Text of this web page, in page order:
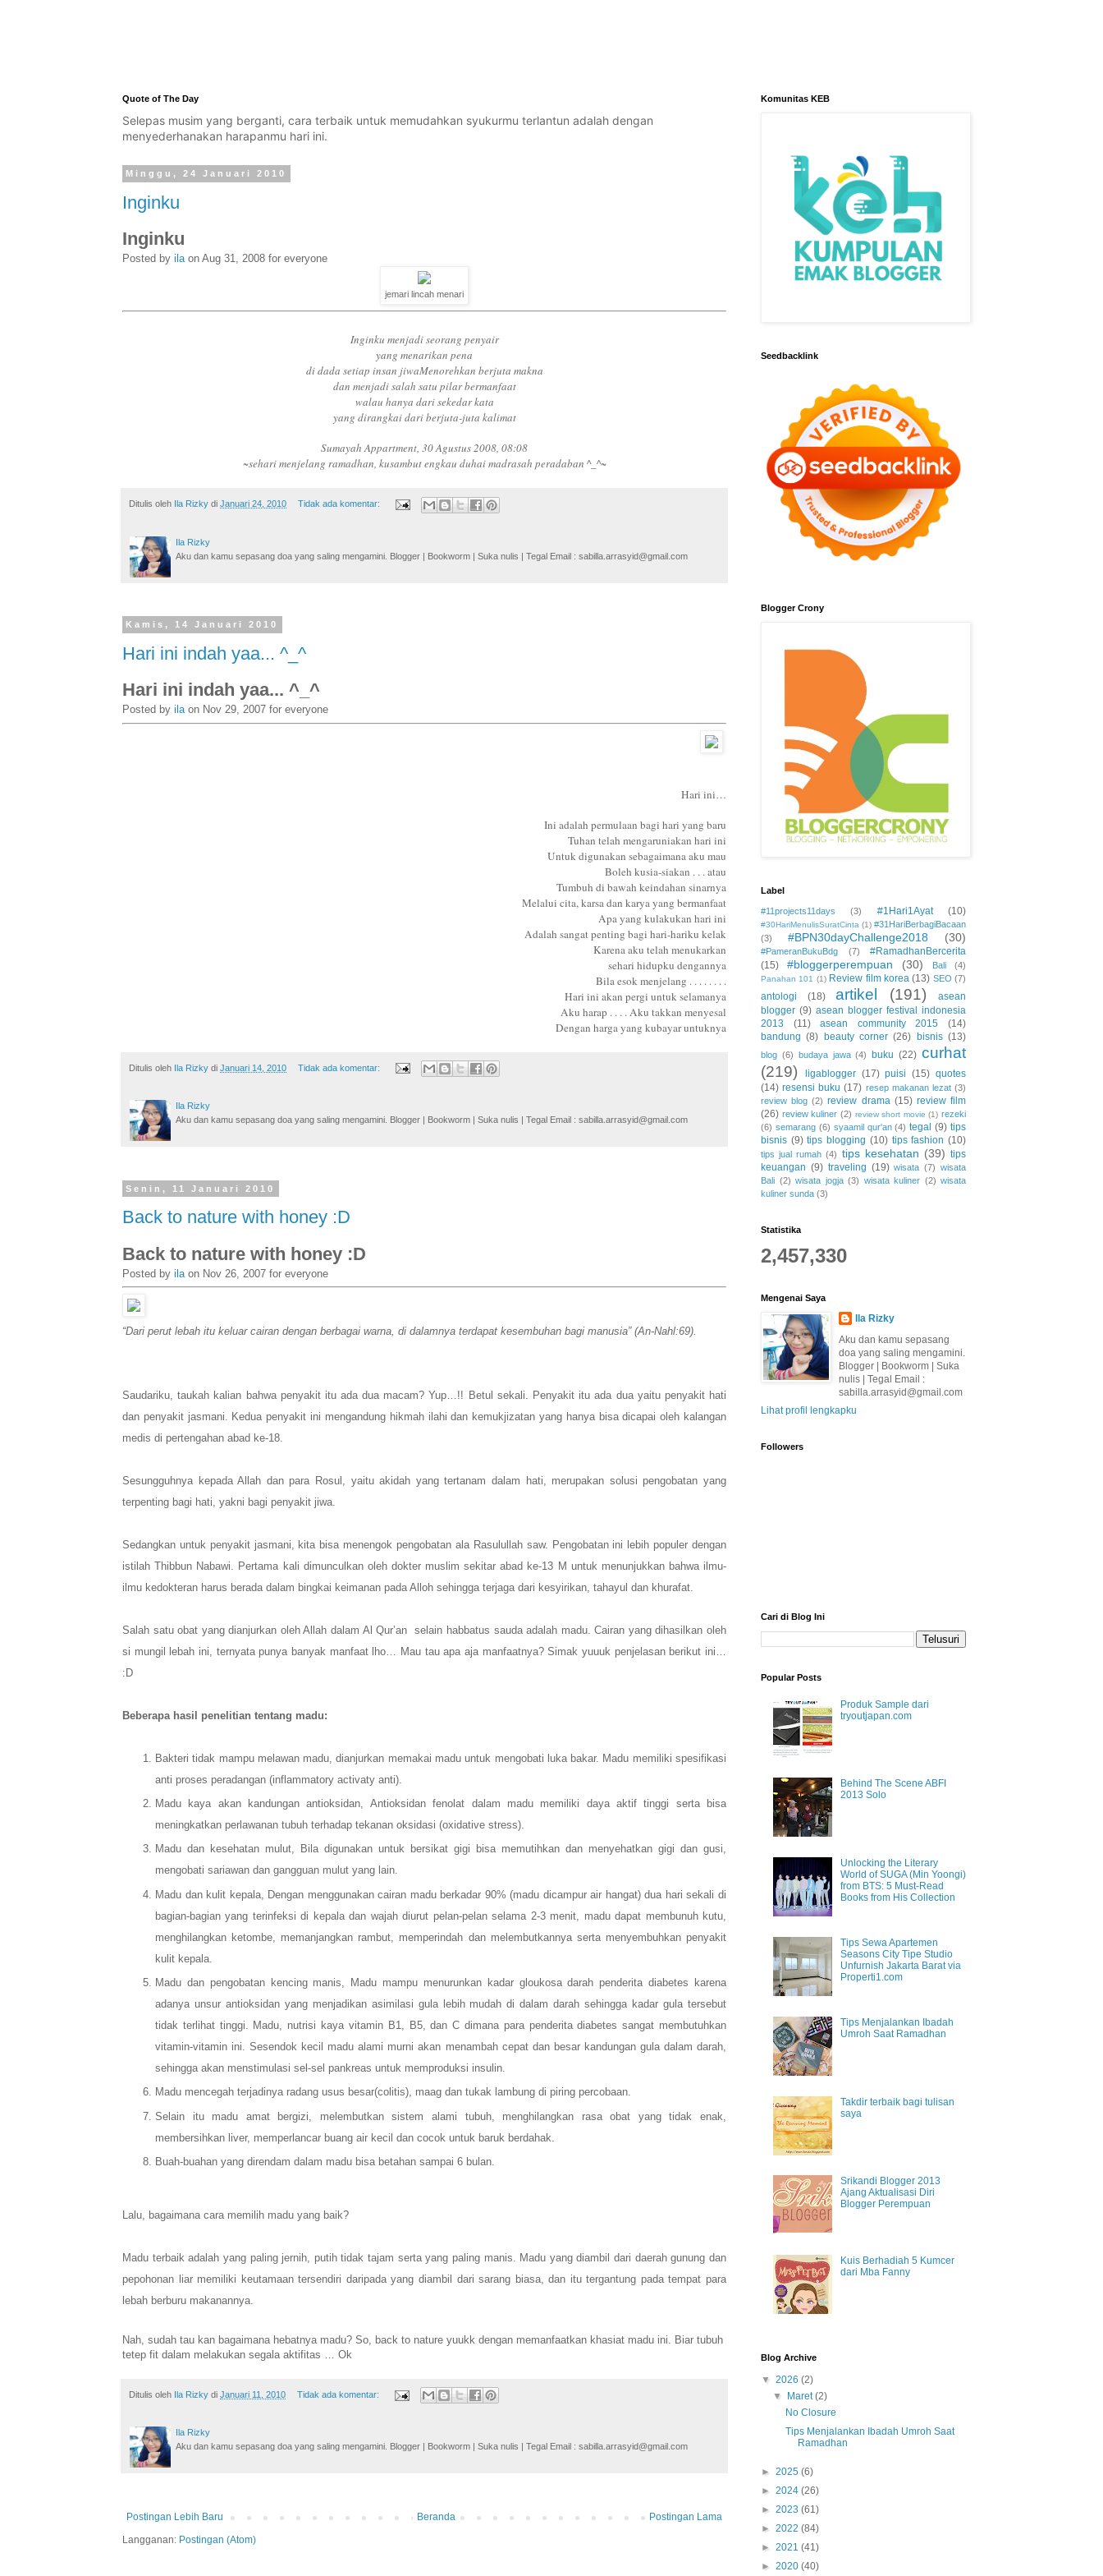
Quote of The Day
Selepas musim yang berganti, cara terbaik untuk memudahkan syukurmu terlantun adalah dengan
menyederhanakan harapanmu hari ini.
Minggu, 24 Januari 2010
Inginku
Inginku
Posted by ilaon Aug 31, 2008 for everyone
jemari lincah menari
Inginku menjadi seorang penyair
yang menarikan pena
di dada setiap insan jiwaMenorehkan berjuta makna
dan menjadi salah satu pilar bermanfaat
walau hanya dari sekedar kata
yang dirangkai dari berjuta-juta kalimat
Sumayah Appartment, 30 Agustus 2008, 08:08
~sehari menjelang ramadhan, kusambut engkau duhai madrasah peradaban ^_^~
Ditulis oleh Ila Rizky di Januari 24, 2010 Tidak ada komentar:
Ila Rizky
Aku dan kamu sepasang doa yang saling mengamini. Blogger | Bookworm | Suka nulis | Tegal Email : sabilla.arrasyid@gmail.com
Kamis, 14 Januari 2010
Hari ini indah yaa... ^_^
Hari ini indah yaa... ^_^
Posted by ilaon Nov 29, 2007 for everyone
Hari ini…
Ini adalah permulaan bagi hari yang baru
Tuhan telah mengaruniakan hari ini
Untuk digunakan sebagaimana aku mau
Boleh kusia-siakan . . . atau
Tumbuh di bawah keindahan sinarnya
Melalui cita, karsa dan karya yang bermanfaat
Apa yang kulakukan hari ini
Adalah sangat penting bagi hari-hariku kelak
Karena aku telah menukarkan
sehari hidupku dengannya
Bila esok menjelang . . . . . . . .
Hari ini akan pergi untuk selamanya
Aku harap . . . . Aku takkan menyesal
Dengan harga yang kubayar untuknya
Ditulis oleh Ila Rizky di Januari 14, 2010 Tidak ada komentar:
Ila Rizky
Aku dan kamu sepasang doa yang saling mengamini. Blogger | Bookworm | Suka nulis | Tegal Email : sabilla.arrasyid@gmail.com
Senin, 11 Januari 2010
Back to nature with honey :D
Back to nature with honey :D
Posted by ila on Nov 26, 2007 for everyone
“Dari perut lebah itu keluar cairan dengan berbagai warna, di dalamnya terdapat kesembuhan bagi manusia” (An-Nahl:69).
Saudariku, taukah kalian bahwa penyakit itu ada dua macam? Yup…!! Betul sekali. Penyakit itu ada dua yaitu penyakit hati
dan penyakit jasmani. Kedua penyakit ini mengandung hikmah ilahi dan kemukjizatan yang hanya bisa dicapai oleh kalangan
medis di pertengahan abad ke-18.
Sesungguhnya kepada Allah dan para Rosul, yaitu akidah yang tertanam dalam hati, merupakan solusi pengobatan yang
terpenting bagi hati, yakni bagi penyakit jiwa.
Sedangkan untuk penyakit jasmani, kita bisa menengok pengobatan ala Rasulullah saw. Pengobatan ini lebih populer dengan
istilah Thibbun Nabawi. Pertama kali dimunculkan oleh dokter muslim sekitar abad ke-13 M untuk menunjukkan bahwa ilmu-
ilmu kedokteran harus berada dalam bingkai keimanan pada Alloh sehingga terjaga dari kesyirikan, tahayul dan khurafat.
Salah satu obat yang dianjurkan oleh Allah dalam Al Qur’an selain habbatus sauda adalah madu. Cairan yang dihasilkan oleh
si mungil lebah ini, ternyata punya banyak manfaat lho… Mau tau apa aja manfaatnya? Simak yuuuk penjelasan berikut ini…
:D
Beberapa hasil penelitian tentang madu:
Bakteri tidak mampu melawan madu, dianjurkan memakai madu untuk mengobati luka bakar. Madu memiliki spesifikasi
anti proses peradangan (inflammatory activaty anti).
Madu kaya akan kandungan antioksidan, Antioksidan fenolat dalam madu memiliki daya aktif tinggi serta bisa
meningkatkan perlawanan tubuh terhadap tekanan oksidasi (oxidative stress).
Madu dan kesehatan mulut, Bila digunakan untuk bersikat gigi bisa memutihkan dan menyehatkan gigi dan gusi,
mengobati sariawan dan gangguan mulut yang lain.
Madu dan kulit kepala, Dengan menggunakan cairan madu berkadar 90% (madu dicampur air hangat) dua hari sekali di
bagian-bagian yang terinfeksi di kepala dan wajah diurut pelan-pelan selama 2-3 menit, madu dapat membunuh kutu,
menghilangkan ketombe, memanjangkan rambut, memperindah dan melembutkannya serta menyembuhkan penyakit
kulit kepala.
Madu dan pengobatan kencing manis, Madu mampu menurunkan kadar gloukosa darah penderita diabetes karena
adanya unsur antioksidan yang menjadikan asimilasi gula lebih mudah di dalam darah sehingga kadar gula tersebut
tidak terlihat tinggi. Madu, nutrisi kaya vitamin B1, B5, dan C dimana para penderita diabetes sangat membutuhkan
vitamin-vitamin ini. Sesendok kecil madu alami murni akan menambah cepat dan besar kandungan gula dalam darah,
sehingga akan menstimulasi sel-sel pankreas untuk memproduksi insulin.
Madu mencegah terjadinya radang usus besar(colitis), maag dan tukak lambung di piring percobaan.
Selain itu madu amat bergizi, melembutkan sistem alami tubuh, menghilangkan rasa obat yang tidak enak,
membersihkan liver, memperlancar buang air kecil dan cocok untuk baruk berdahak.
Buah-buahan yang direndam dalam madu bisa betahan sampai 6 bulan.
Lalu, bagaimana cara memilih madu yang baik?
Madu terbaik adalah yang paling jernih, putih tidak tajam serta yang paling manis. Madu yang diambil dari daerah gunung dan
pepohonan liar memiliki keutamaan tersendiri daripada yang diambil dari sarang biasa, dan itu tergantung pada tempat para
lebah berburu makanannya.
Nah, sudah tau kan bagaimana hebatnya madu? So, back to nature yuukk dengan memanfaatkan khasiat madu ini. Biar tubuh
tetep fit dalam melakukan segala aktifitas … Ok
Ditulis oleh Ila Rizky di Januari 11, 2010 Tidak ada komentar:
Ila Rizky
Aku dan kamu sepasang doa yang saling mengamini. Blogger | Bookworm | Suka nulis | Tegal Email : sabilla.arrasyid@gmail.com
Postingan Lebih Baru Postingan Lama
Beranda
Langganan: Postingan (Atom)
Komunitas KEB
Seedbacklink
Blogger Crony
Label
#11projects11days (3) #1Hari1Ayat (10)
#30HariMenulisSuratCinta (1) #31HariBerbagiBacaan
(3)
#BPN30dayChallenge2018 (30)
#PameranBukuBdg (7)
#RamadhanBercerita
(15)
#bloggerperempuan (30) Bali (4)
Panahan 101 (1) Review film korea (13) SEO (7)
antologi (18) artikel (191)
asean
blogger (9) asean blogger festival indonesia
2013
(11) asean community 2015
(14)
bandung (8) beauty corner (26) bisnis (13)
blog (6) budaya jawa (4) buku (22) curhat
(219)
ligablogger (17) puisi (15) quotes
(14) resensi buku (17) resep makanan lezat (3)
review blog (2) review drama (15) review film
(26) review kuliner (2) review short movie (1) rezeki
(6) semarang (6) syaamil qur'an (4) tegal (9) tips
bisnis (9) tips blogging (10) tips fashion (10)
tips jual rumah (4) tips kesehatan (39) tips
keuangan (9) traveling (19) wisata (7) wisata
Bali (2) wisata jogja (3) wisata kuliner (2) wisata
kuliner sunda (3)
Statistika
2,457,330
Mengenai Saya
Ila Rizky
Aku dan kamu sepasang
doa yang saling mengamini.
Blogger | Bookworm | Suka
nulis | Tegal Email :
sabilla.arrasyid@gmail.com
Lihat profil lengkapku
Followers
Cari di Blog Ini
Popular Posts
Produk Sample dari
tryoutjapan.com
Behind The Scene ABFI
2013 Solo
Unlocking the Literary
World of SUGA (Min Yoongi)
from BTS: 5 Must-Read
Books from His Collection
Tips Sewa Apartemen
Seasons City Tipe Studio
Unfurnish Jakarta Barat via
Properti1.com
Tips Menjalankan Ibadah
Umroh Saat Ramadhan
Takdir terbaik bagi tulisan
saya
Srikandi Blogger 2013
Ajang Aktualisasi Diri
Blogger Perempuan
Kuis Berhadiah 5 Kumcer
dari Mba Fanny
Blog Archive
▼ 2026 (2)
▼ Maret(2)
No Closure
Tips Menjalankan Ibadah Umroh Saat
Ramadhan
► 2025 (6)
► 2024 (26)
► 2023 (61)
► 2022 (84)
► 2021 (41)
► 2020 (40)